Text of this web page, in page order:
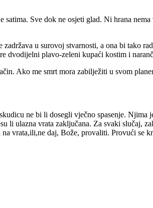
Sve dok ne osjeti glad. Ni hrana
u surovoj stvarnosti, a ona bi tako
dvodijelni plavo-zeleni kupaći kostim i
Ako me smrt mora zabilježiti u svom
ne bi li dosegli vječno spasenje.
li ulazna vrata zaključana. Za svaki slučaj,
vrata,ili,ne daj, Bože, provaliti. Provući se